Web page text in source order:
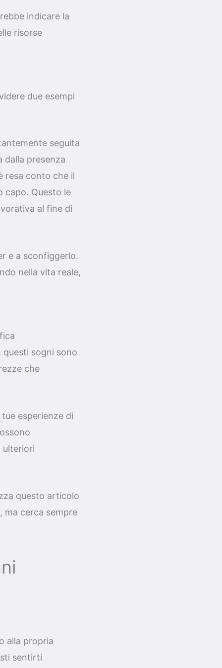
indicare la
risorse
due esempi
seguita
dalla presenza
resa conto che il
capo. Questo le
al fine di
e a sconfiggerlo.
nella vita reale,
questi sogni sono
che
esperienze di
ulteriori
questo articolo
ma cerca sempre
alla propria
sentirti